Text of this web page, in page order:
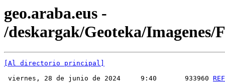
geo.araba.eus -
/deskargak/Geoteka/Imagenes/
[Al directorio principal]
viernes, 28 de junio de 2024     9:40       933960